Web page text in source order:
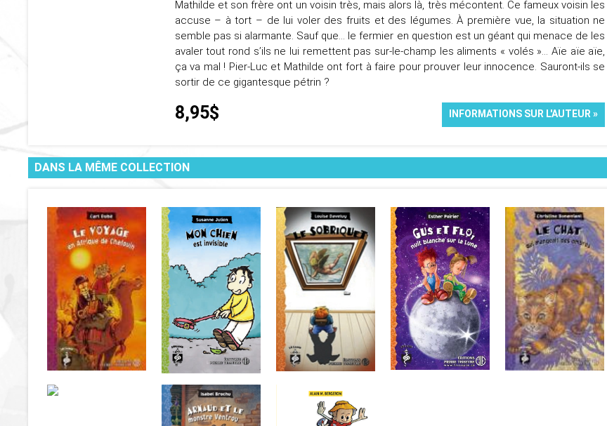
Mathilde et son frère ont un voisin très, mais alors là, très mécontent. Ce fameux voisin les
accuse – à tort – de lui voler des fruits et des légumes. À première vue, la situation ne
semble pas si alarmante. Sauf que… le fermier en question est un géant qui menace de les
avaler tout rond s’ils ne lui remettent pas sur-le-champ les aliments « volés »… Aïe aïe aïe,
ça va mal ! Pier-Luc et Mathilde ont fort à faire pour prouver leur innocence. Sauront-ils se
sortir de ce gigantesque pétrin ?
8,95$ INFORMATIONS SUR L'AUTEUR »
DANS LA MÊME COLLECTION